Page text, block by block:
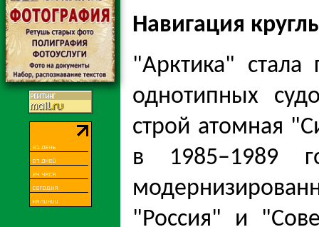
Навигация
"Арктика"
однотипных
строй атомная
в 1985–1989
"Россия" и